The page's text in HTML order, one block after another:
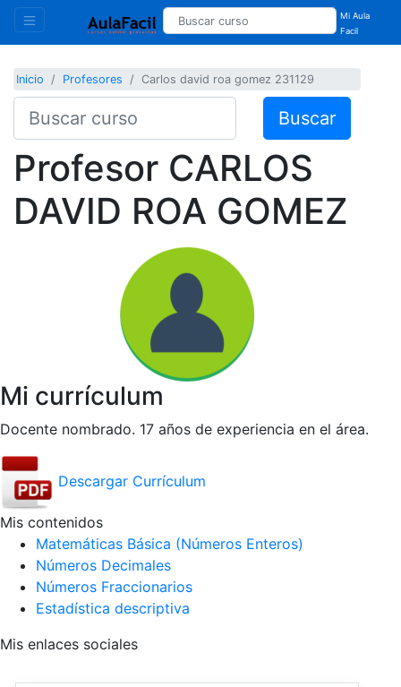
Mi Aula
Facil
Inicio Profesores Carlos david roa gomez 231129
Buscar
Profesor CARLOS
DAVID ROA GOMEZ
Mi currículum
Docente nombrado. 17 años de experiencia en el área.
Descargar Currículum
Mis contenidos
Matemáticas Básica (Números Enteros)
Números Decimales
Números Fraccionarios
Estadística descriptiva
Mis enlaces sociales